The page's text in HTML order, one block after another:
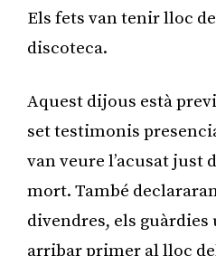
Els fets van tenir lloc
discoteca.
Aquest dijous està
set testimonis
van veure l’acusat just
mort. També
divendres, els guàrdies
arribar primer al lloc